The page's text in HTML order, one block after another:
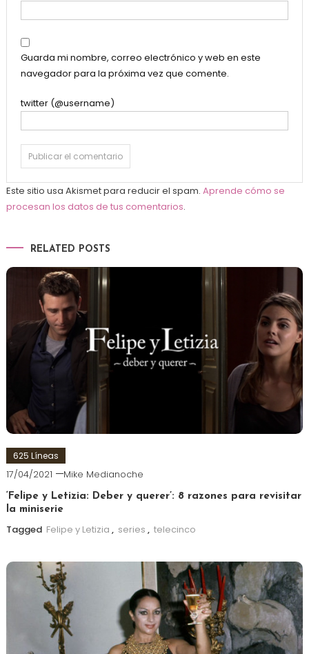
Guarda mi nombre, correo electrónico y web en este
navegador para la próxima vez que comente.
twitter (@username)
Este sitio usa Akismet para reducir el spam. Aprende cómo se
procesan los datos de tus comentarios.
RELATED POSTS
625 Líneas
17/04/2021 Mike Medianoche
‘Felipe y Letizia: Deber y querer’: 8 razones para revisitar
la miniserie
Tagged Felipe y Letizia , series , telecinco